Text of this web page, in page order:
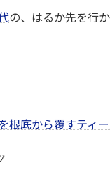
の、はるか先を行
根底から覆すティ